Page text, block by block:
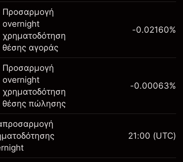
διαθέσιμο για διαπραγμάτευση μέσω CFDs και
Knock-outs.
Μάθετε περισσότερα σχετικά με:
Knock-outs
Προσαρμογή
overnight
χρηματοδότηση
θέσης αγοράς
Περιθώριο. Η επένδυσή
σας
$1,000.00
-0.02160%
Προσαρμογή
overnight
χρηματοδότηση
θέσης πώλησης
-0.00063%
21:00 (UTC)